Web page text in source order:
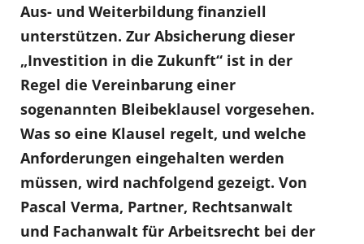
Aus- und Weiterbildung finanziell
unterstützen. Zur Absicherung dieser
„Investition in die Zukunft“ ist in der
Regel die Vereinbarung einer
sogenannten Bleibeklausel vorgesehen.
Was so eine Klausel regelt, und welche
Anforderungen eingehalten werden
müssen, wird nachfolgend gezeigt. Von
Pascal Verma, Partner, Rechtsanwalt
und Fachanwalt für Arbeitsrecht bei der